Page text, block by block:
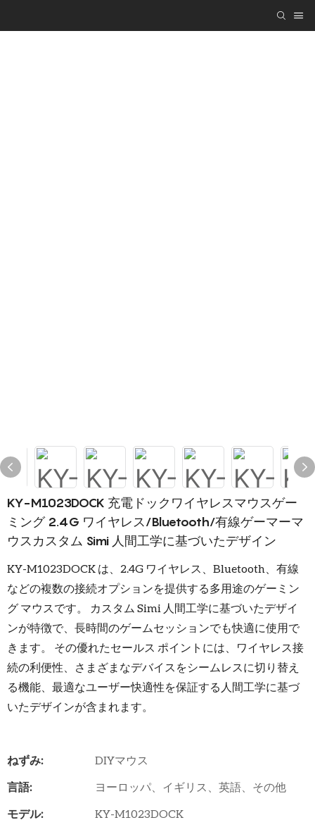
KY-M1023DOCK 充電ドックワイヤレスマウスゲー
ミング 2.4G ワイヤレス/Bluetooth/有線ゲーマーマ
ウスカスタム Simi 人間工学に基づいたデザイン
KY-M1023DOCK は、2.4G ワイヤレス、Bluetooth、有線
などの複数の接続オプションを提供する多用途のゲーミン
グ マウスです。 カスタム Simi 人間工学に基づいたデザイ
ンが特徴で、長時間のゲームセッションでも快適に使用で
きます。 その優れたセールス ポイントには、ワイヤレス接
続の利便性、さまざまなデバイスをシームレスに切り替え
る機能、最適なユーザー快適性を保証する人間工学に基づ
いたデザインが含まれます。
ねずみ:
DIYマウス
言語:
ヨーロッパ、イギリス、英語、その他
モデル:
KY-M1023DOCK